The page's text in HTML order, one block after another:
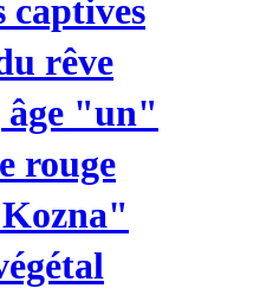
captives
rêve
âge "un"
rouge